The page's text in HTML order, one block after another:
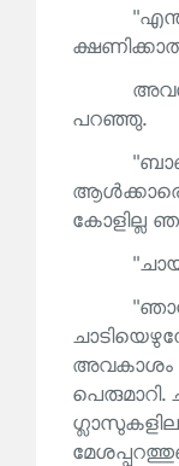
പറഞ്ഞു.
ആൾക്കാരെ
കോളില്ല
അവകാശം
പെരുമാറി.